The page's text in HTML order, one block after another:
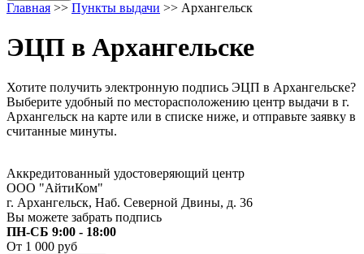
Главная >> Пункты выдачи >> Архангельск
ЭЦП в Архангельске
Хотите получить электронную подпись ЭЦП в Архангельске?
Выберите удобный по месторасположению центр выдачи в г.
Архангельск на карте или в списке ниже, и отправьте заявку в
считанные минуты.
Аккредитованный удостоверяющий центр
ООО "АйтиКом"
г. Архангельск, Наб. Северной Двины, д. 36
Вы можете забрать подпись
ПН-СБ 9:00 - 18:00
От 1 000 руб